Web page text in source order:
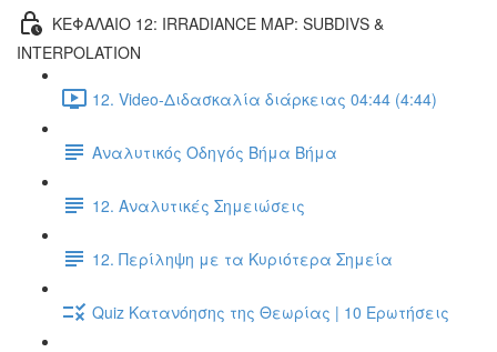
ΚΕΦΑΛΑΙΟ 12: IRRADIANCE MAP: SUBDIVS &
INTERPOLATION
12. Video-Διδασκαλία διάρκειας 04:44 (4:44)
Αναλυτικός Οδηγός Βήμα Βήμα
12. Αναλυτικές Σημειώσεις
12. Περίληψη με τα Κυριότερα Σημεία
Quiz Κατανόησης της Θεωρίας | 10 Ερωτήσεις